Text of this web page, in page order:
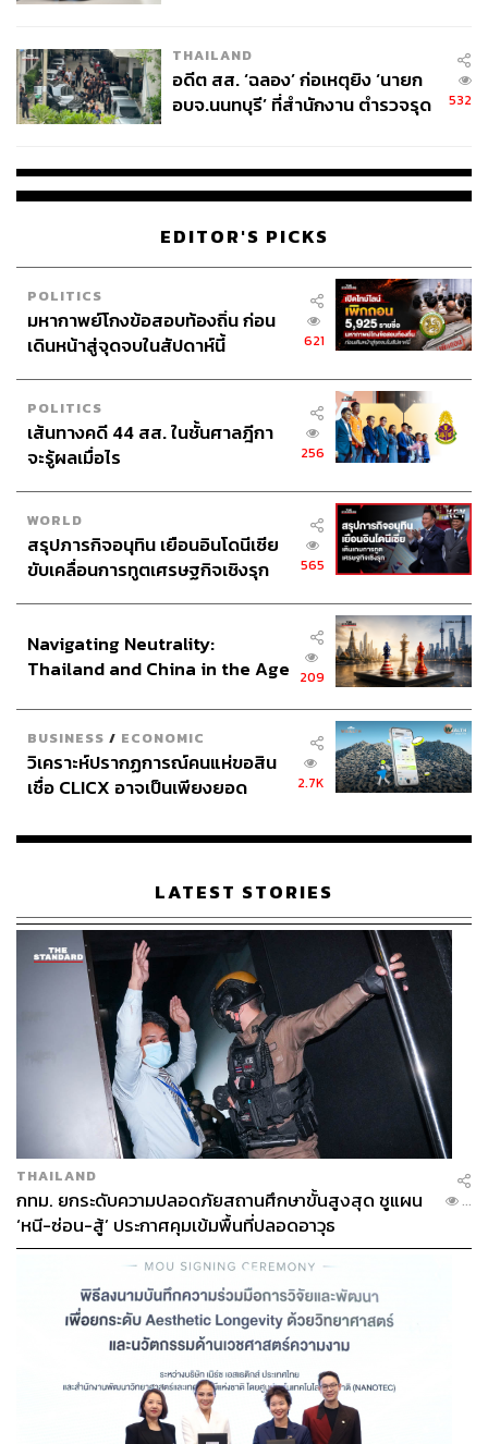
THAILAND
อดีต สส. ‘ฉลอง’ ก่อเหตุยิง ‘นายก
อบจ.นนทบุรี’ ที่สำนักงาน ตำรวจรุด
532
EDITOR'S PICKS
POLITICS
มหากาพย์โกงข้อสอบท้องถิ่น ก่อน
เดินหน้าสู่จุดจบในสัปดาห์นี้
621
POLITICS
เส้นทางคดี 44 สส. ในชั้นศาลฎีกา
จะรู้ผลเมื่อไร
256
WORLD
สรุปภารกิจอนุทิน เยือนอินโดนีเซีย
ขับเคลื่อนการทูตเศรษฐกิจเชิงรุก
565
Navigating Neutrality:
Thailand and China in the Age
209
BUSINESS / ECONOMIC
วิเคราะห์ปรากฏการณ์คนแห่ขอสิน
เชื่อ CLICX อาจเป็นเพียงยอด
เรือนไทยที่ถูกซุกไว้
2.7K
LATEST STORIES
THAILAND
กทม. ยกระดับความปลอดภัยสถานศึกษาขั้นสูงสุด ชูแผน
‘หนี-ซ่อน-สู้’ ประกาศคุมเข้มพื้นที่ปลอดอาวุธ
...